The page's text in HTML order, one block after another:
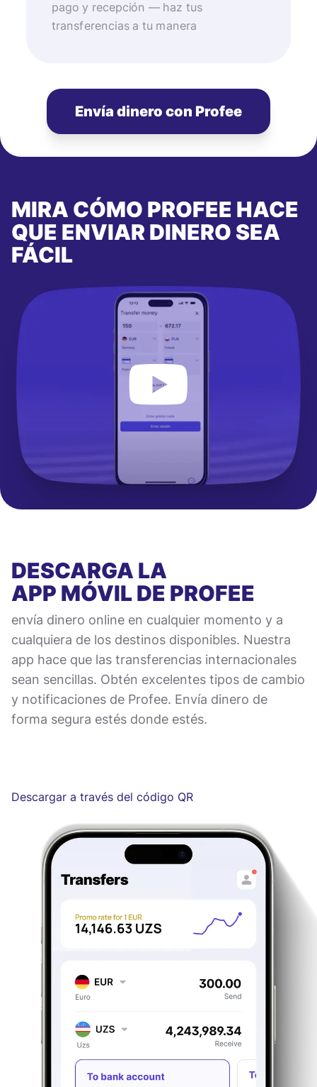
pago y recepción — haz tus
transferencias a tu manera
Envía dinero con Profee
MIRA CÓMO PROFEE HACE
QUE ENVIAR DINERO SEA
FÁCIL
DESCARGA LA
APP MÓVILDE PROFEE
envía dinero online en cualquier momento y a
cualquiera de los destinos disponibles. Nuestra
app hace que las transferencias internacionales
sean sencillas. Obtén excelentes tipos de cambio
y notificaciones de Profee. Envía dinero de
forma segura estés donde estés.
Descargar a través del código QR